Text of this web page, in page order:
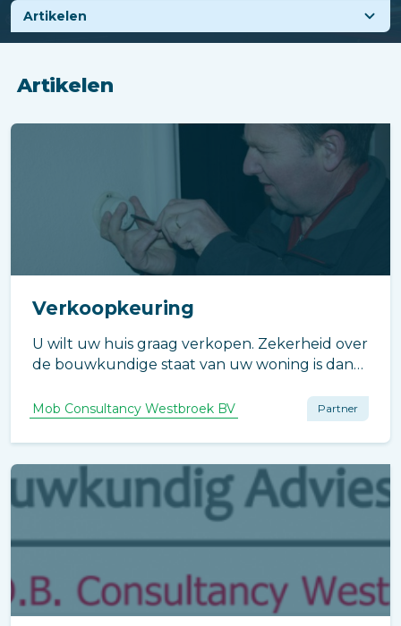
Artikelen
Artikelen
Verkoopkeuring
U wilt uw huis graag verkopen. Zekerheid over
de bouwkundige staat van uw woning is dan
de koper hierover go
Mob Consultancy Westbroek BV Partner